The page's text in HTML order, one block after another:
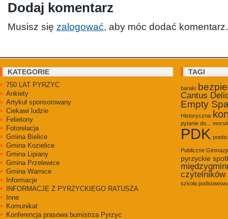
Dodaj komentarz
Musisz się zalogować, aby móc dodać komentarz.
KATEGORIE
750 LAT PYRZYC
Ankiety
Artykuł sponsorowany
Ciekawi ludzie
Felietony
Fotorelacja
Gmina Bielice
Gmina Kozielice
Gmina Lipiany
Gmina Przelewice
Gmina Warnice
Informacje
INFORMACJE Z PYRZYCKIEGO RATUSZA
Inne
Komunikat
Konferencja prasowa bumistrza Pyrzyc
TAGI
baraki
Cantus
Empty
Historyczna
pytanie do...
PDK
Publiczne
pyrzyckie
czytelników
szkoła